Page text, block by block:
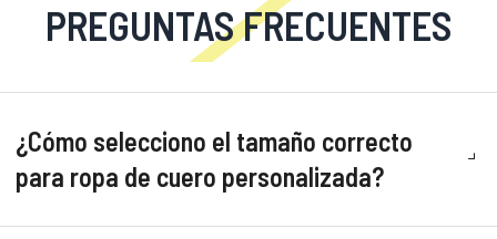
PREGUNTAS FRECUENTES
¿Cómo selecciono el tamaño correcto
para ropa de cuero personalizada?